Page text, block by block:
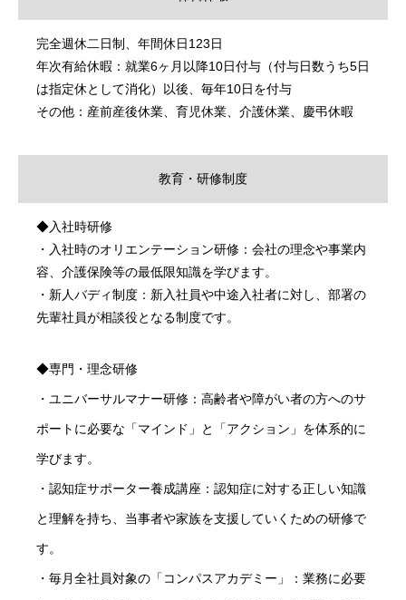
トップページへ
リハプライムを知る About
完全週休二日制、年間休日123日
年次有給休暇：就業6ヶ月以降10日付与（付与日数うち5日
は指定休として消化）以後、毎年10日を付与
その他：産前産後休業、育児休業、介護休業、慶弔休暇
教育・研修制度
◆入社時研修
・入社時のオリエンテーション研修：会社の理念や事業内
容、介護保険等の最低限知識を学びます。
・新人バディ制度：新入社員や中途入社者に対し、部署の
先輩社員が相談役となる制度です。
◆専門・理念研修
・ユニバーサルマナー研修：高齢者や障がい者の方へのサ
ポートに必要な「マインド」と「アクション」を体系的に
学びます。
・認知症サポーター養成講座：認知症に対する正しい知識
と理解を持ち、当事者や家族を支援していくための研修で
す。
・毎月全社員対象の「コンパスアカデミー」：業務に必要